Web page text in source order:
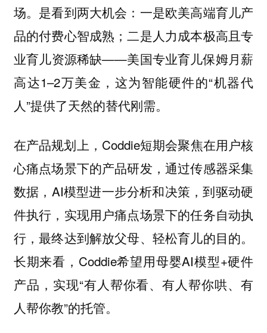
场。是看到两大机会：一是欧美高端育儿产
品的付费心智成熟；二是人力成本极高且专
业育儿资源稀缺——美国专业育儿保姆月薪
高达1–2万美金，这为智能硬件的“机器代
人”提供了天然的替代刚需。
在产品规划上，Coddie短期会聚焦在用户核
心痛点场景下的产品研发，通过传感器采集
数据，AI模型进一步分析和决策，到驱动硬
件执行，实现用户痛点场景下的任务自动执
行，最终达到解放父母、轻松育儿的目的。
长期来看，Coddie希望用母婴AI模型+硬件
产品，实现“有人帮你看、有人帮你哄、有
人帮你教”的托管。